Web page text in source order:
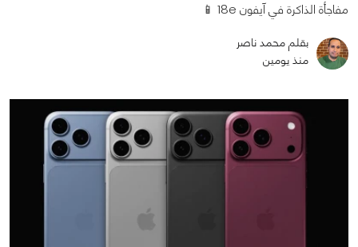
مفاجأة الذاكرة في آيفون 18e 📱
بقلم محمد ناصر
منذ يومين